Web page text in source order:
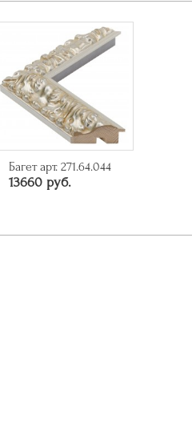
Багет арт. 271.64.044
13660 руб.